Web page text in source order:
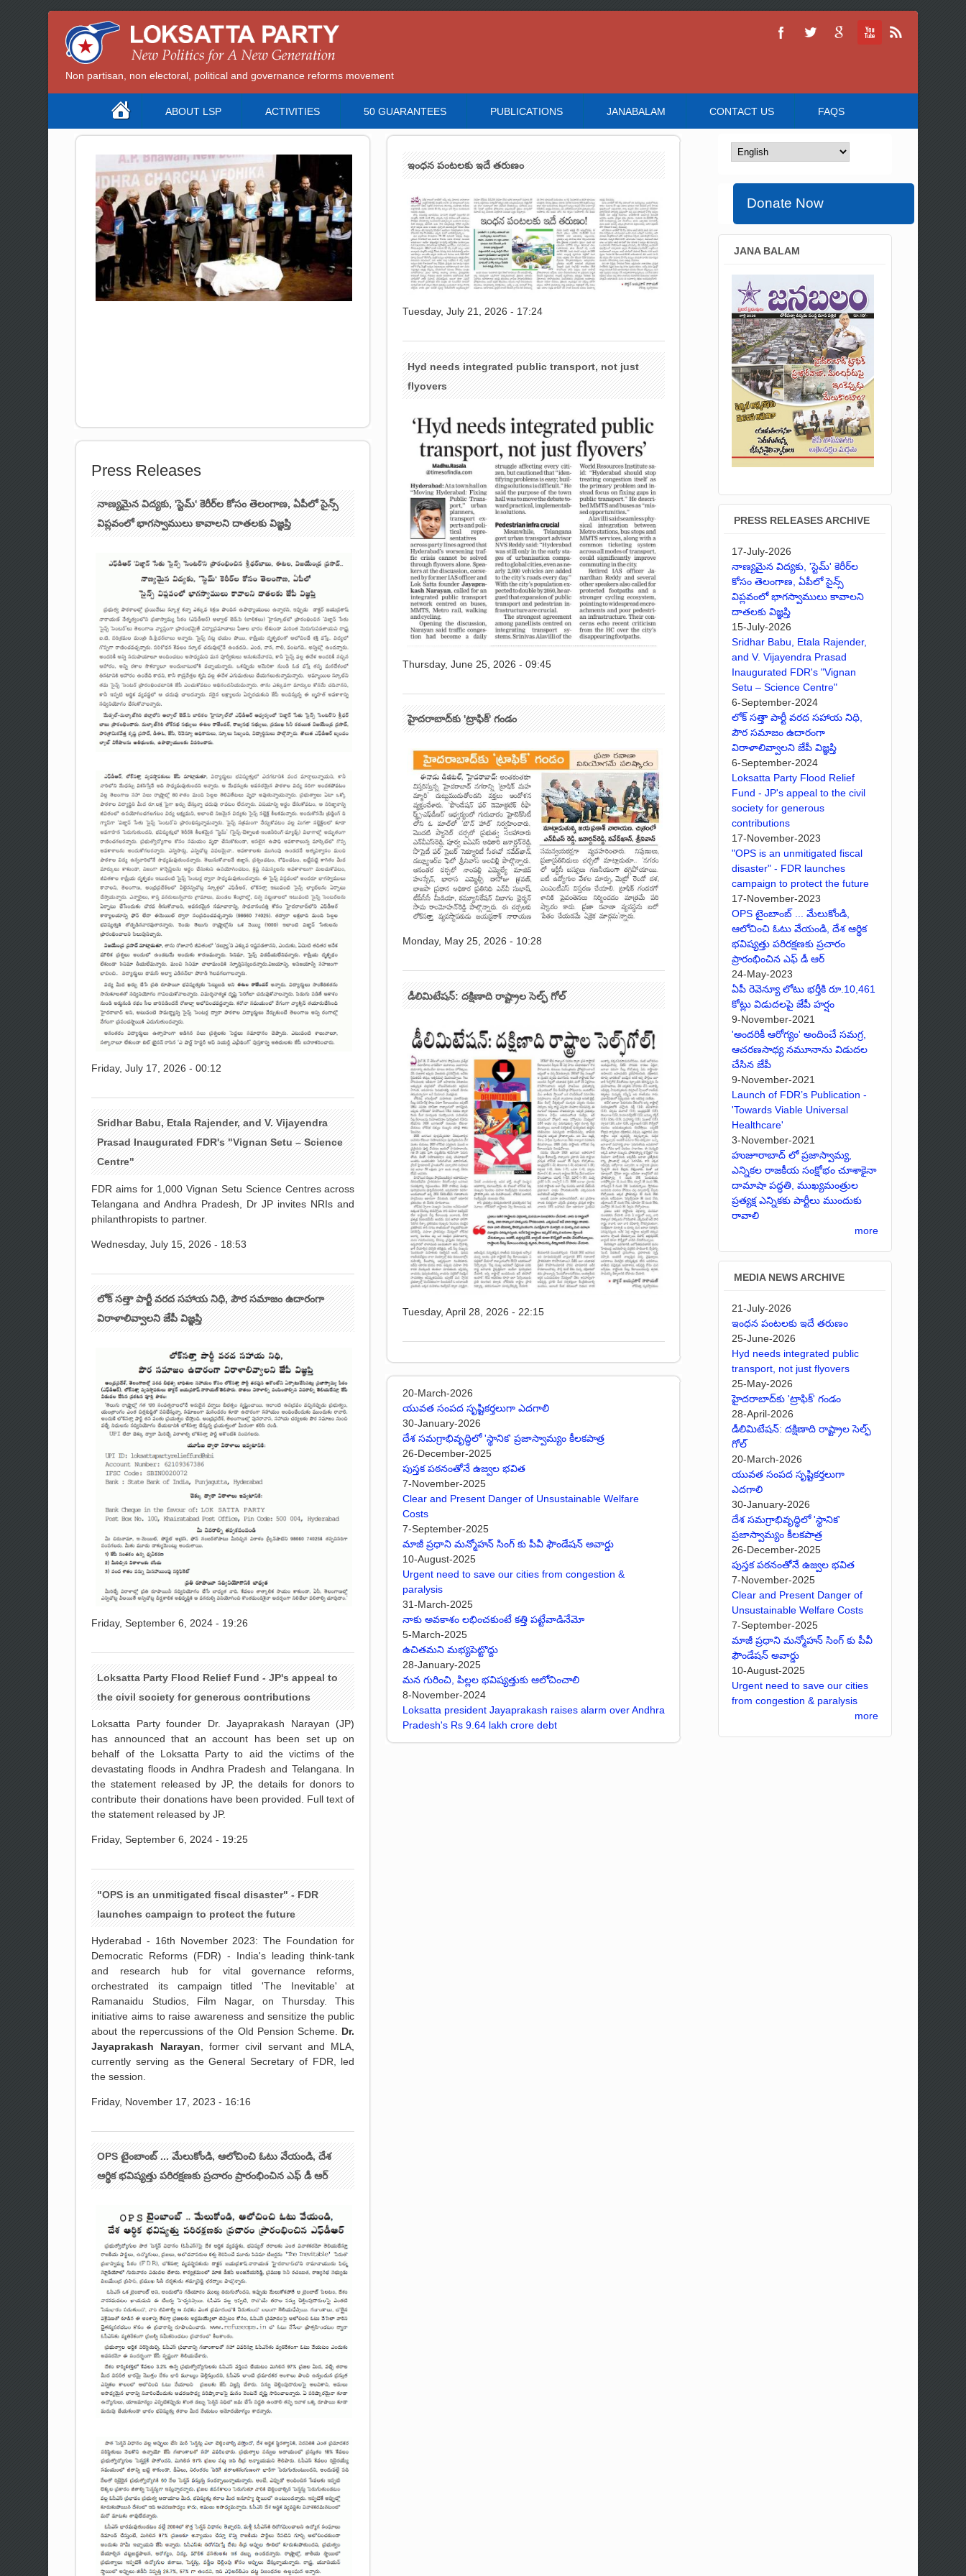
Non partisan, non electoral, political and governance reforms movement
ABOUT LSP ACTIVITIES 50 GUARANTEES PUBLICATIONS JANABALAM CONTACT US FAQS
Press Releases
నాణ్యమైన విద్యకు, 'స్టెమ్' కెరీర్‌ల కోసం తెలంగాణ, ఏపీలో సైన్స్
విప్లవంలో భాగస్వాములు కావాలని దాతలకు విజ్ఞప్తి
Friday, July 17, 2026 - 00:12
Sridhar Babu, Etala Rajender, and V. Vijayendra
Prasad Inaugurated FDR's "Vignan Setu – Science
Centre"
FDR aims for 1,000 Vignan Setu Science Centres across
Telangana and Andhra Pradesh, Dr JP invites NRIs and
philanthropists to partner.
Wednesday, July 15, 2026 - 18:53
లోక్ సత్తా పార్టీ వరద సహాయ నిధి, పౌర సమాజం ఉదారంగా
విరాళాలివ్వాలని జేపీ విజ్ఞప్తి
Friday, September 6, 2024 - 19:26
Loksatta Party Flood Relief Fund - JP's appeal to
the civil society for generous contributions
Loksatta Party founder Dr. Jayaprakash Narayan (JP)
has announced that an account has been set up on
behalf of the Loksatta Party to aid the victims of the
devastating floods in Andhra Pradesh and Telangana. In
the statement released by JP, the details for donors to
contribute their donations have been provided. Full text of
the statement released by JP.
Friday, September 6, 2024 - 19:25
"OPS is an unmitigated fiscal disaster" - FDR
launches campaign to protect the future
Hyderabad - 16th November 2023: The Foundation for
Democratic Reforms (FDR) - India's leading think-tank
and research hub for vital governance reforms,
orchestrated its campaign titled 'The Inevitable' at
Ramanaidu Studios, Film Nagar, on Thursday. This
initiative aims to raise awareness and sensitize the public
about the repercussions of the Old Pension Scheme. Dr.
Jayaprakash Narayan , former civil servant and MLA,
currently serving as the General Secretary of FDR, led
the session.
Friday, November 17, 2023 - 16:16
OPS టైంబాంబ్ ... మేలుకోండి, ఆలోచించి ఓటు వేయండి, దేశ
ఆర్థిక భవిష్యత్తు పరిరక్షణకు ప్రచారం ప్రారంభించిన ఎఫ్ డీ ఆర్
ఇంధన పంటలకు ఇదే తరుణం
Tuesday, July 21, 2026 - 17:24
Hyd needs integrated public transport, not just
flyovers
Thursday, June 25, 2026 - 09:45
హైదరాబాద్‌కు 'ట్రాఫిక్' గండం
Monday, May 25, 2026 - 10:28
డీలిమిటేషన్: దక్షిణాది రాష్ట్రాల సెల్ఫ్ గోల్
Tuesday, April 28, 2026 - 22:15
20-March-2026
యువత సంపద సృష్టికర్తలుగా ఎదగాలి
30-January-2026
దేశ సమగ్రాభివృద్ధిలో 'స్థానిక' ప్రజాస్వామ్యం కీలకపాత్ర
26-December-2025
పుస్తక పఠనంతోనే ఉజ్వల భవిత
7-November-2025
Clear and Present Danger of Unsustainable Welfare
Costs
7-September-2025
మాజీ ప్రధాని మన్మోహన్ సింగ్ కు పీవీ ఫౌండేషన్ అవార్డు
10-August-2025
Urgent need to save our cities from congestion &
paralysis
31-March-2025
నాకు అవకాశం లభించకుంటే కత్తి పట్టేవాడినేమో
5-March-2025
ఉచితమని మభ్యపెట్టొద్దు
28-January-2025
మన గురించి, పిల్లల భవిష్యత్తుకు ఆలోచించాలి
8-November-2024
Loksatta president Jayaprakash raises alarm over Andhra
Pradesh's Rs 9.64 lakh crore debt
Donate Now
JANA BALAM
PRESS RELEASES ARCHIVE
17-July-2026
నాణ్యమైన విద్యకు, 'స్టెమ్' కెరీర్‌ల
కోసం తెలంగాణ, ఏపీలో సైన్స్
విప్లవంలో భాగస్వాములు కావాలని
దాతలకు విజ్ఞప్తి
15-July-2026
Sridhar Babu, Etala Rajender,
and V. Vijayendra Prasad
Inaugurated FDR's "Vignan
Setu – Science Centre"
6-September-2024
లోక్ సత్తా పార్టీ వరద సహాయ నిధి,
పౌర సమాజం ఉదారంగా
విరాళాలివ్వాలని జేపీ విజ్ఞప్తి
6-September-2024
Loksatta Party Flood Relief
Fund - JP's appeal to the civil
society for generous
contributions
17-November-2023
"OPS is an unmitigated fiscal
disaster" - FDR launches
campaign to protect the future
17-November-2023
OPS టైంబాంబ్ ... మేలుకోండి,
ఆలోచించి ఓటు వేయండి, దేశ ఆర్థిక
భవిష్యత్తు పరిరక్షణకు ప్రచారం
ప్రారంభించిన ఎఫ్ డీ ఆర్
24-May-2023
ఏపీ రెవెన్యూ లోటు భర్తీకి రూ.10,461
కోట్లు విడుదలపై జేపీ హర్షం
9-November-2021
'అందరికీ ఆరోగ్యం' అందించే సమగ్ర,
ఆచరణసాధ్య నమూనాను విడుదల
చేసిన జేపీ
9-November-2021
Launch of FDR’s Publication -
'Towards Viable Universal
Healthcare'
3-November-2021
హుజూరాబాద్ లో ప్రజాస్వామ్య,
ఎన్నికల రాజకీయ సంక్షోభం చూశాకైనా
దామాషా పద్ధతి, ముఖ్యమంత్రుల
ప్రత్యక్ష ఎన్నికకు పార్టీలు ముందుకు
రావాలి
more
MEDIA NEWS ARCHIVE
21-July-2026
ఇంధన పంటలకు ఇదే తరుణం
25-June-2026
Hyd needs integrated public
transport, not just flyovers
25-May-2026
హైదరాబాద్‌కు 'ట్రాఫిక్' గండం
28-April-2026
డీలిమిటేషన్: దక్షిణాది రాష్ట్రాల సెల్ఫ్
గోల్
20-March-2026
యువత సంపద సృష్టికర్తలుగా
ఎదగాలి
30-January-2026
దేశ సమగ్రాభివృద్ధిలో 'స్థానిక'
ప్రజాస్వామ్యం కీలకపాత్ర
26-December-2025
పుస్తక పఠనంతోనే ఉజ్వల భవిత
7-November-2025
Clear and Present Danger of
Unsustainable Welfare Costs
7-September-2025
మాజీ ప్రధాని మన్మోహన్ సింగ్ కు పీవీ
ఫౌండేషన్ అవార్డు
10-August-2025
Urgent need to save our cities
from congestion & paralysis
more